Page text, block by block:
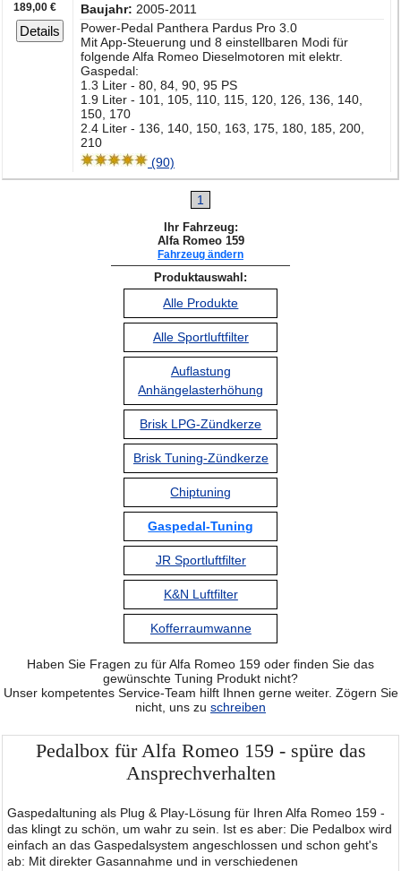
189,00 €
Details
Baujahr: 2005-2011
Power-Pedal Panthera Pardus Pro 3.0
Mit App-Steuerung und 8 einstellbaren Modi für
folgende Alfa Romeo Dieselmotoren mit elektr.
Gaspedal:
1.3 Liter - 80, 84, 90, 95 PS
1.9 Liter - 101, 105, 110, 115, 120, 126, 136, 140,
150, 170
2.4 Liter - 136, 140, 150, 163, 175, 180, 185, 200,
210
(90)
1
Ihr Fahrzeug:
Alfa Romeo 159
Fahrzeug ändern
Produktauswahl:
Alle Produkte
Alle Sportluftfilter
Auflastung
Anhängelasterhöhung
Brisk LPG-Zündkerze
Brisk Tuning-Zündkerze
Chiptuning
Gaspedal-Tuning
JR Sportluftfilter
K&N Luftfilter
Kofferraumwanne
Haben Sie Fragen zu für Alfa Romeo 159 oder finden Sie das
gewünschte Tuning Produkt nicht?
Unser kompetentes Service-Team hilft Ihnen gerne weiter. Zögern Sie
nicht, uns zu schreiben
Pedalbox für Alfa Romeo 159 - spüre das
Ansprechverhalten
Gaspedaltuning als Plug & Play-Lösung für Ihren Alfa Romeo 159 -
das klingt zu schön, um wahr zu sein. Ist es aber: Die Pedalbox wird
einfach an das Gaspedalsystem angeschlossen und schon geht's
ab: Mit direkter Gasannahme und in verschiedenen